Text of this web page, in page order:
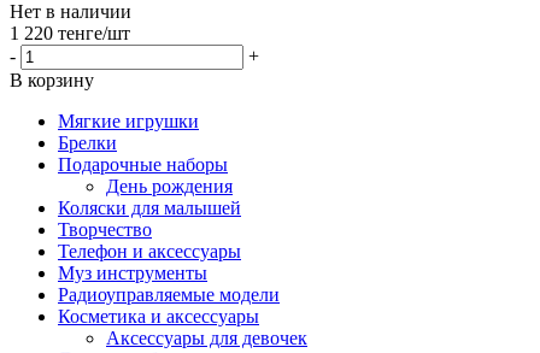
Нет в наличии
1 220 тенге/шт
-
+
В корзину
Мягкие игрушки
Брелки
Подарочные наборы
День рождения
Коляски для малышей
Творчество
Телефон и аксессуары
Муз инструменты
Радиоуправляемые модели
Косметика и аксессуары
Аксессуары для девочек